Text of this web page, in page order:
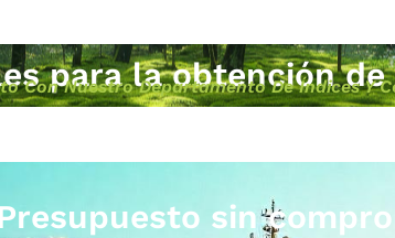
para la obtención
Con Nuestro Departamento De Índices Y
sin